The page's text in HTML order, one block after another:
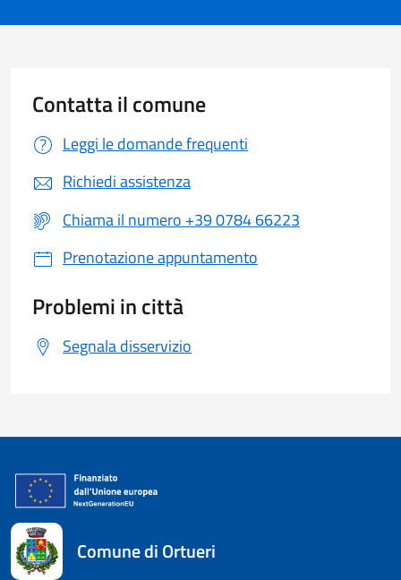
Contatta il comune
Leggi le domande frequenti
Richiedi assistenza
Chiama il numero +39 0784 66223
Prenotazione appuntamento
Problemi in città
Segnala disservizio
Comune di Ortueri